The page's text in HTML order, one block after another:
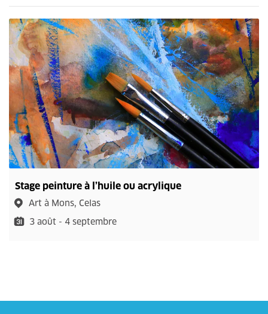
Stage peinture à l’huile ou acrylique
Art à Mons, Celas
3 août - 4 septembre